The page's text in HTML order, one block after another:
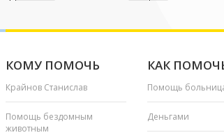
КОМУ ПОМОЧЬ
Крайнов Станислав
Помощь бездомным
животным
КАК
Помощь
Деньгами